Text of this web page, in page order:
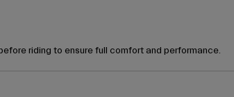
riding to ensure full comfort and performance.